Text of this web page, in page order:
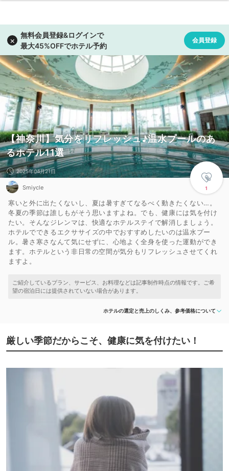
【神奈川】気分をリフレッシュ♪温水プールのあ
るホテル11選
1
2025年04月21日
Smiycle
寒いと外に出たくないし、夏は暑すぎてなるべく動きたくない…。
冬夏の季節は誰しもがそう思いますよね。でも、健康には気を付け
たい。そんなジレンマは、快適なホテルステイで解消しましょう。
ホテルでできるエクササイズの中でおすすめしたいのは温水プー
ル。暑さ寒さなんて気にせずに、心地よく全身を使った運動ができ
ます。ホテルという非日常の空間が気分もリフレッシュさせてくれ
ますよ。
ホテルの選定と売上のしくみ、参考価格について
厳しい季節だからこそ、健康に気を付けたい！